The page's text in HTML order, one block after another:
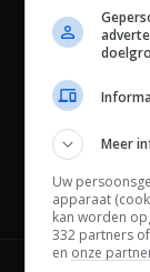
Channels
Meer
Uw
apparaat
kan worden
332 partners
en onze